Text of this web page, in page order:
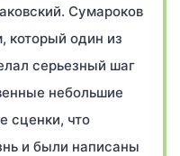
Сумароков
который один из
серьезный шаг
небольшие
сценки, что
и были написаны